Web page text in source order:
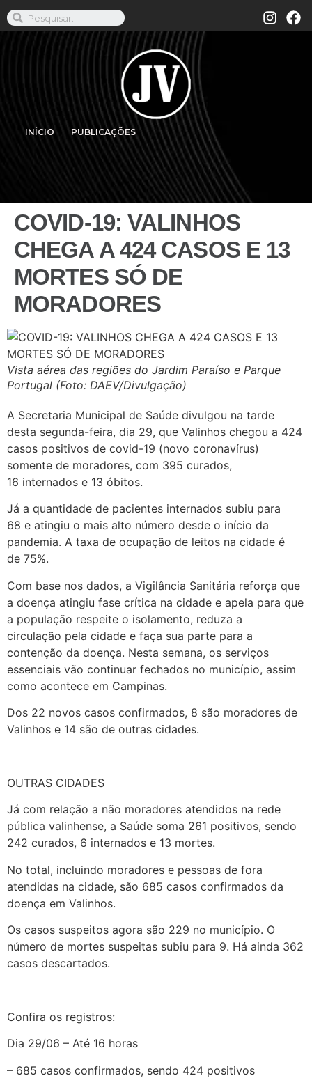
INÍCIO PUBLICAÇÕES
COVID-19: VALINHOS
CHEGA A 424 CASOS E 13
MORTES SÓ DE
MORADORES
Vista aérea das regiões do Jardim Paraíso e Parque
Portugal (Foto: DAEV/Divulgação)
A Secretaria Municipal de Saúde divulgou na tarde
desta segunda-feira, dia 29, que Valinhos chegou a 424
casos positivos de covid-19 (novo coronavírus)
somente de moradores, com 395 curados,
16 internados e 13 óbitos.
Já a quantidade de pacientes internados subiu para
68 e atingiu o mais alto número desde o início da
pandemia. A taxa de ocupação de leitos na cidade é
de 75%.
Com base nos dados, a Vigilância Sanitária reforça que
a doença atingiu fase crítica na cidade e apela para que
a população respeite o isolamento, reduza a
circulação pela cidade e faça sua parte para a
contenção da doença. Nesta semana, os serviços
essenciais vão continuar fechados no município, assim
como acontece em Campinas.
Dos 22 novos casos confirmados, 8 são moradores de
Valinhos e 14 são de outras cidades.
OUTRAS CIDADES
Já com relação a não moradores atendidos na rede
pública valinhense, a Saúde soma 261 positivos, sendo
242 curados, 6 internados e 13 mortes.
No total, incluindo moradores e pessoas de fora
atendidas na cidade, são 685 casos confirmados da
doença em Valinhos.
Os casos suspeitos agora são 229 no município. O
número de mortes suspeitas subiu para 9. Há ainda 362
casos descartados.
Confira os registros:
Dia 29/06 – Até 16 horas
– 685 casos confirmados, sendo 424 positivos